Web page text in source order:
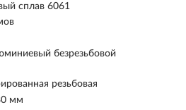
сплав 6061
безрезьбовой
резьбовая
мм